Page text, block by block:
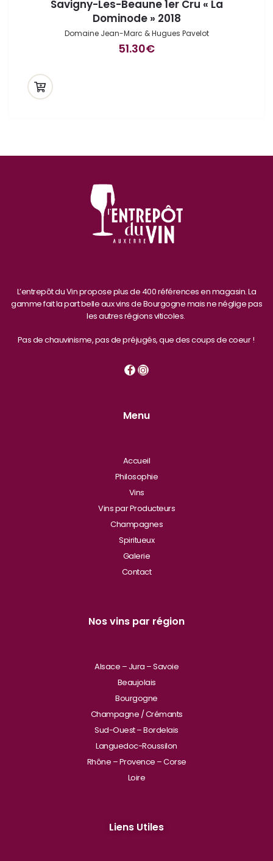
Savigny-Les-Beaune 1er Cru « La
Dominode » 2018
Domaine Jean-Marc & Hugues Pavelot
51.30€
L’entrepôt du Vin propose plus de 400 références en magasin. La
gamme fait la part belle aux vins de Bourgogne mais ne néglige pas
les autres régions viticoles.
Pas de chauvinisme, pas de préjugés, que des coups de coeur !
Menu
Accueil
Philosophie
Vins
Vins par Producteurs
Champagnes
Spiritueux
Galerie
Contact
Nos vins par région
Alsace – Jura – Savoie
Beaujolais
Bourgogne
Champagne / Crémants
Sud-Ouest – Bordelais
Languedoc-Roussilon
Rhône – Provence – Corse
Loire
Liens Utiles